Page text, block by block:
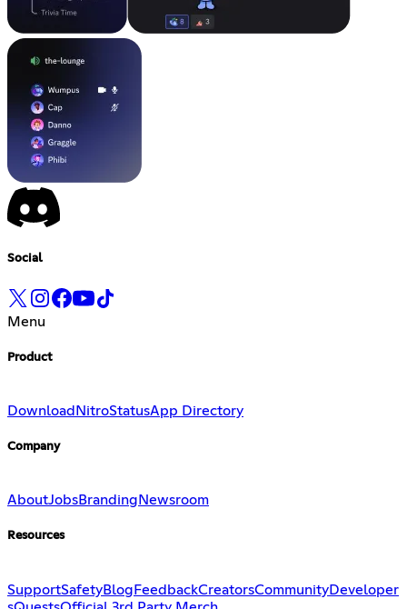
Social
Menu
Product
Download NitroStatusApp Directory
Company
AboutJobsBranding Newsroom
Resources
SupportSafetyBlog FeedbackCreatorsCommunityDeveloper